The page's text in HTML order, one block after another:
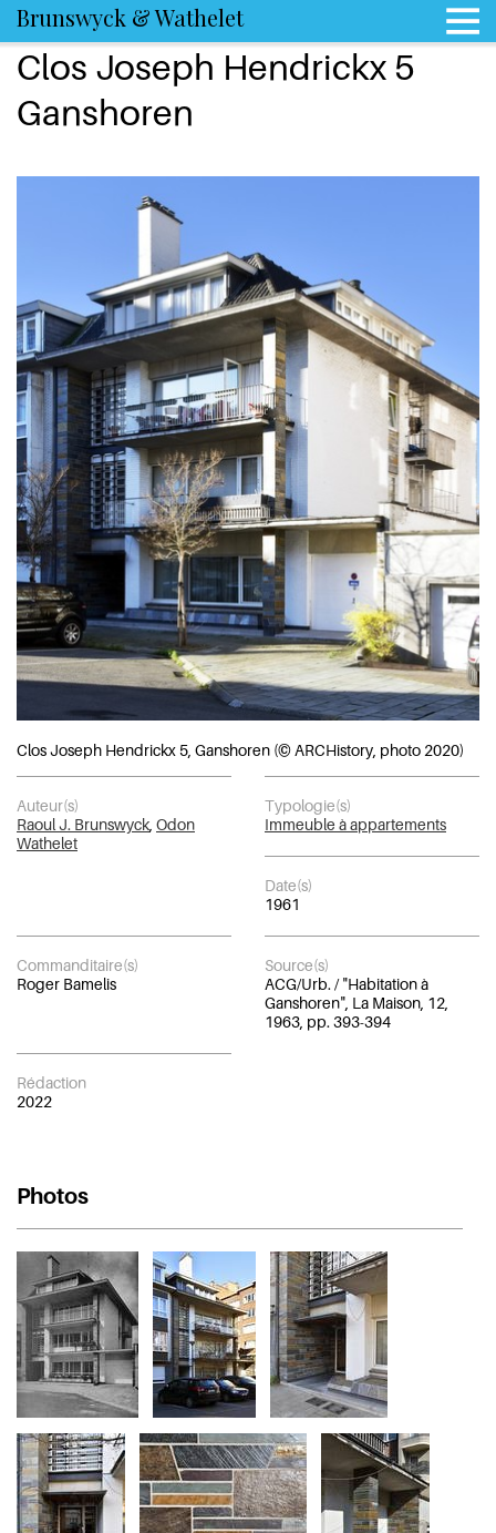
Brunswyck & Wathelet
Clos Joseph Hendrickx 5
Ganshoren
Clos Joseph Hendrickx 5, Ganshoren (© ARCHistory, photo 2020)
Auteur(s)
Raoul J. Brunswyck Odon
Wathelet
Typologie(s)
Immeuble à appartements
Date(s)
1961
Commanditaire(s)
Roger Bamelis
Source(s)
ACG/Urb. / "Habitation à
Ganshoren", La Maison, 12,
1963, pp. 393-394
Rédaction
2022
Photos